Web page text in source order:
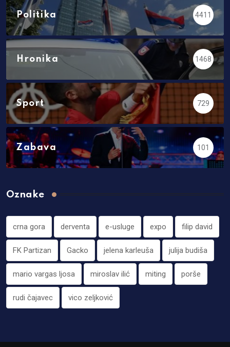
Politika 4411
Hronika 1468
Sport 729
Zabava 101
Oznake
crna gora derventa e-usluge expo filip david
FK Partizan Gacko jelena karleuša julija budiša
mario vargas ljosa miroslav ilić miting porše
rudi čajavec vico zeljković